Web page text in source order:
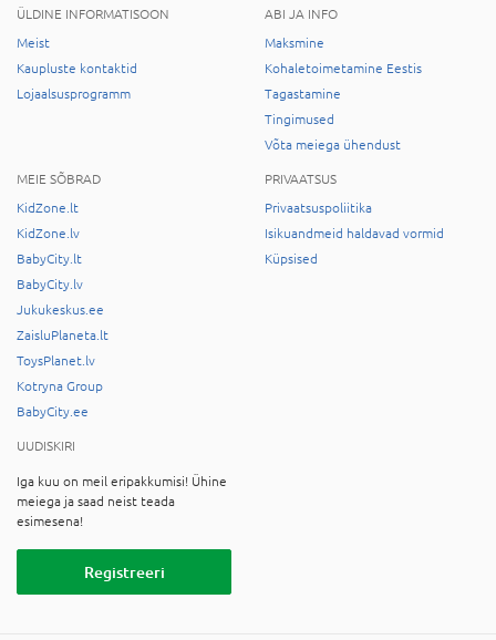
ÜLDINE INFORMATISOON
Meist
Kaupluste kontaktid
Lojaalsusprogramm
ABI JA INFO
Maksmine
Kohaletoimetamine Eestis
Tagastamine
Tingimused
Võta meiega ühendust
MEIE SÕBRAD
KidZone.lt
KidZone.lv
BabyCity.lt
BabyCity.lv
Jukukeskus.ee
ZaisluPlaneta.lt
ToysPlanet.lv
Kotryna Group
BabyCity.ee
PRIVAATSUS
Privaatsuspoliitika
Isikuandmeid haldavad vormid
Küpsised
UUDISKIRI
Iga kuu on meil eripakkumisi! Ühine
meiega ja saad neist teada
esimesena!
Registreeri